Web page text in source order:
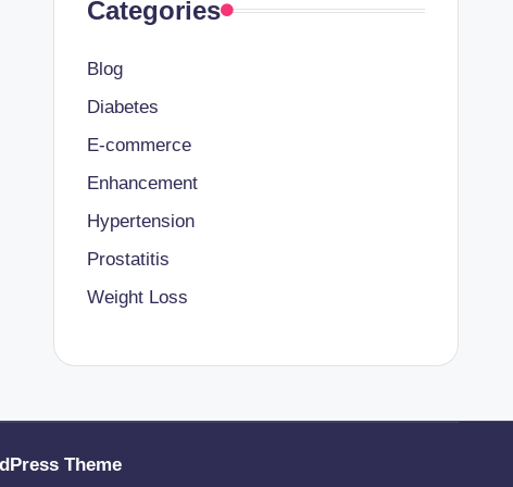
Categories
Blog
Diabetes
E-commerce
Enhancement
Hypertension
Prostatitis
Weight Loss
Theme